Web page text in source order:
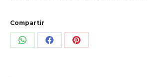
Compartir
Share Share Share